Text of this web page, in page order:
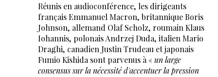
Réunis en audioconférence, les dirigeants
français Emmanuel Macron, britannique Boris
Johnson, allemand Olaf Scholz, roumain Klaus
Iohannis, polonais Andrzej Duda, italien Mario
Draghi, canadien Justin Trudeau et japonais
Fumio Kishida sont parvenus à «un large
consensus sur la nécessité d'accentuer la pression